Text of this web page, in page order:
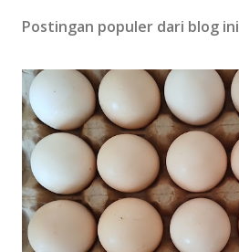
s
n
g
K
o
m
e
n
t
a
Postingan populer dari blog ini